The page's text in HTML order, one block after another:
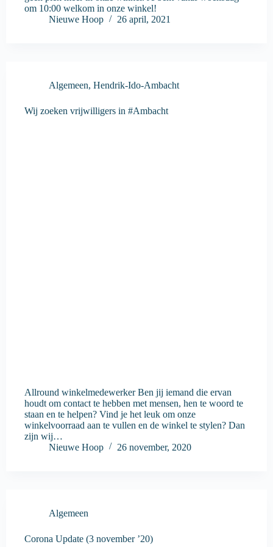
om 10:00 welkom in onze winkel!
Nieuwe Hoop
26 april, 2021
Algemeen, Hendrik-Ido-Ambacht
Wij zoeken vrijwilligers in #Ambacht
Allround winkelmedewerker Ben jij iemand die ervan
houdt om contact te hebben met mensen, hen te woord te
staan en te helpen? Vind je het leuk om onze
winkelvoorraad aan te vullen en de winkel te stylen? Dan
zijn wij…
Nieuwe Hoop
26 november, 2020
Algemeen
Corona Update (3 november ’20)